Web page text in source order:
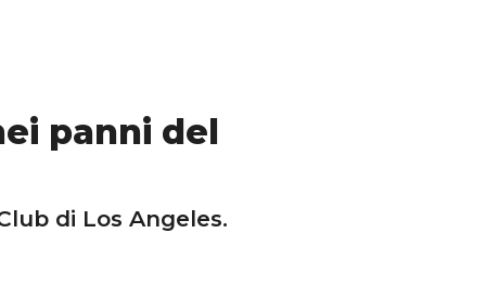
panni del
di Los Angeles.